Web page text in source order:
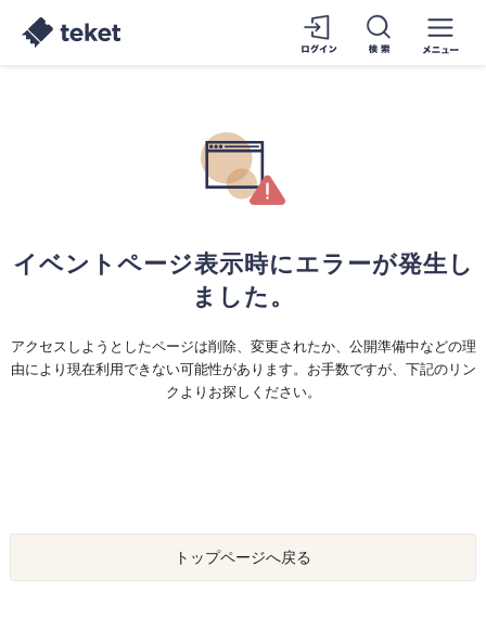
イベントページ表示時にエラーが発生し
ました。
アクセスしようとしたページは削除、変更されたか、公開準備中などの理
由により現在利用できない可能性があります。お手数ですが、下記のリン
クよりお探しください。
トップページへ戻る